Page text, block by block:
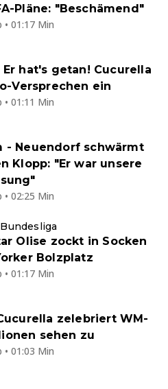
Pläne: "Beschämend"
• 01:17 Min
Er hat's getan! Cucurella
Versprechen ein
• 01:11 Min
- Neuendorf schwärmt
Klopp: "Er war unsere
• 02:25 Min
Olise zockt in Socken
Bolzplatz
• 01:17 Min
zelebriert WM-
sehen zu
• 01:03 Min